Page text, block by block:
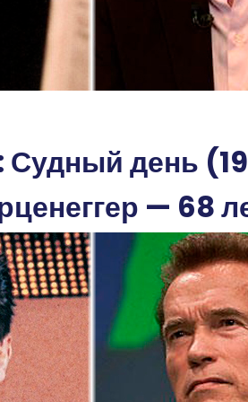
Судный день
— 68